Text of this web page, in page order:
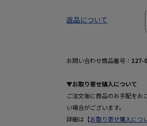
返品について
お問い合わせ商品番号： 127-
▼お取り寄せ購入について
ご注文後に商品のお手配をお
い場合がございます。
詳細は【お取り寄せ購入につ